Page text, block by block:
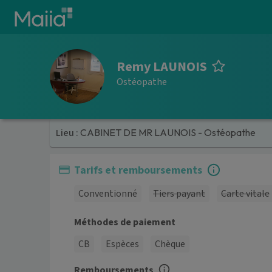
Aller au contenu principal
Remy LAUNOIS
Ostéopathe
Lieu : CABINET DE MR LAUNOIS - Ostéopathe
Tarifs et remboursements
Conventionné Tiers payant Carte vitale
Méthodes de paiement
CB
Espèces
Chèque